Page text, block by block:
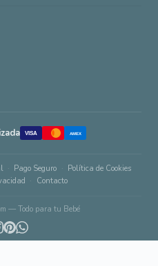
VISA AMEX
Pago Seguro
Política de Cookies
Contacto
— Todo para tu Bebé